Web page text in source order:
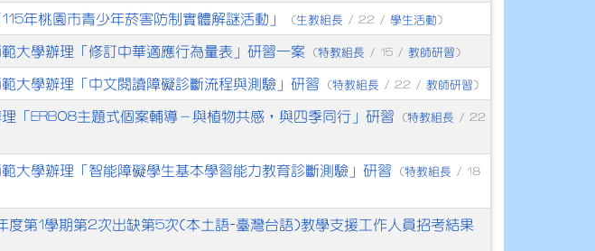
年桃園市青少年菸害防制實體解謎活動」 (生教組長 / 22 / 學生活動 )
大學辦理「修訂中華適應行為量表」研習一案 (特教組長 / 15 / 教師研習 )
大學辦理「中文閱讀障礙診斷流程與測驗」研習 (特教組長 / 22 / 教師研習 )
「ERB08主題式個案輔導－與植物共感，與四季同行」研習 (特教組長 / 22
大學辦理「智能障礙學生基本學習能力教育診斷測驗」研習 (特教組長 / 18
度第1學期第2次出缺第5次(本土語-臺灣台語)教學支援工作人員招考結果